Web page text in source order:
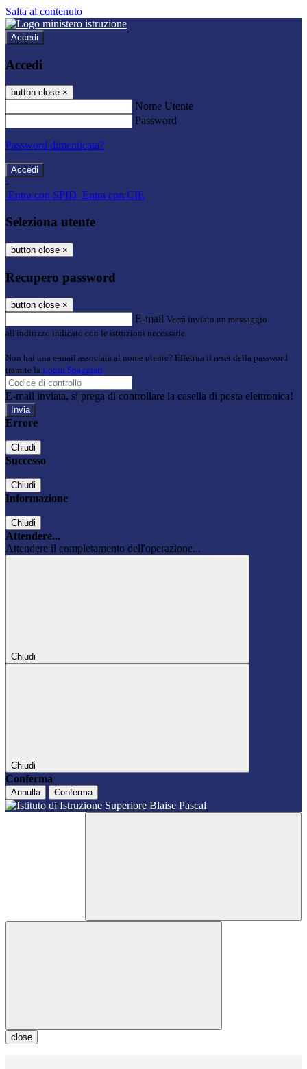
Salta al contenuto
Accedi
Accedi
button close ×
Nome Utente
Password
Password dimenticata?
-
Entra con SPID Entra con CIE
Seleziona utente
button close ×
Recupero password
button close ×
E-mail Verrà inviato un messaggio
all'indirizzo indicato con le istruzioni necessarie.
Non hai una e-mail associata al nome utente? Effettua il reset della password
tramite la Login Spaggiari
E-mail inviata, si prega di controllare la casella di posta elettronica!
Errore
Chiudi
Successo
Chiudi
Informazione
Chiudi
Attendere...
Attendere il completamento dell'operazione...
Chiudi
Chiudi
Conferma
Annulla Conferma
close